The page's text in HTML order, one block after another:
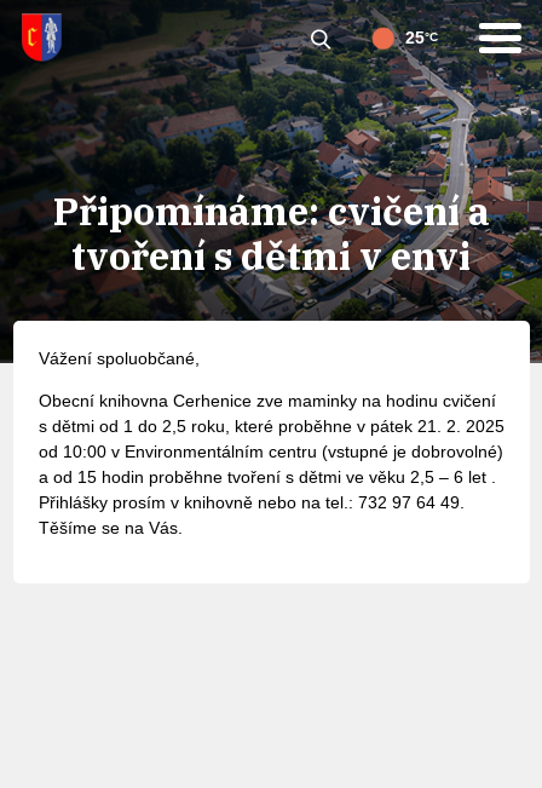
25°C
Připomínáme: cvičení a
tvoření s dětmi v envi
Vážení spoluobčané,
Obecní knihovna Cerhenice zve maminky na hodinu cvičení
s dětmi od 1 do 2,5 roku, které proběhne v pátek 21. 2. 2025
od 10:00 v Environmentálním centru (vstupné je dobrovolné)
a od 15 hodin proběhne tvoření s dětmi ve věku 2,5 – 6 let .
Přihlášky prosím v knihovně nebo na tel.: 732 97 64 49.
Těšíme se na Vás.